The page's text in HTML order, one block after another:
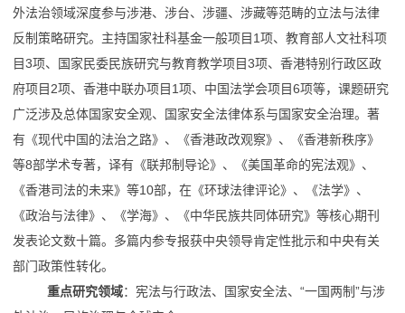
外法治领域深度参与涉港、涉台、涉疆、涉藏等范畴的立法与法律
反制策略研究。主持国家社科基金一般项目1项、教育部人文社科项
目3项、国家民委民族研究与教育教学项目3项、香港特别行政区政
府项目2项、香港中联办项目1项、中国法学会项目6项等，课题研究
广泛涉及总体国家安全观、国家安全法律体系与国家安全治理。著
有《现代中国的法治之路》、《香港政改观察》、《香港新秩序》
等8部学术专著，译有《联邦制导论》、《美国革命的宪法观》、
《香港司法的未来》等10部，在《环球法律评论》、《法学》、
《政治与法律》、《学海》、《中华民族共同体研究》等核心期刊
发表论文数十篇。多篇内参专报获中央领导肯定性批示和中央有关
部门政策性转化。
重点研究领域：宪法与行政法、国家安全法、“一国两制”与涉